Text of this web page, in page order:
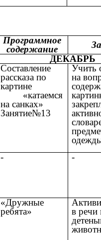
Программное
содержание
ДЕКАБРЬ
Составление
рассказа по
картине
«катаемся
на санках»
Занятие№13
Учить
на
- -
«Дружные
ребята»
в речи